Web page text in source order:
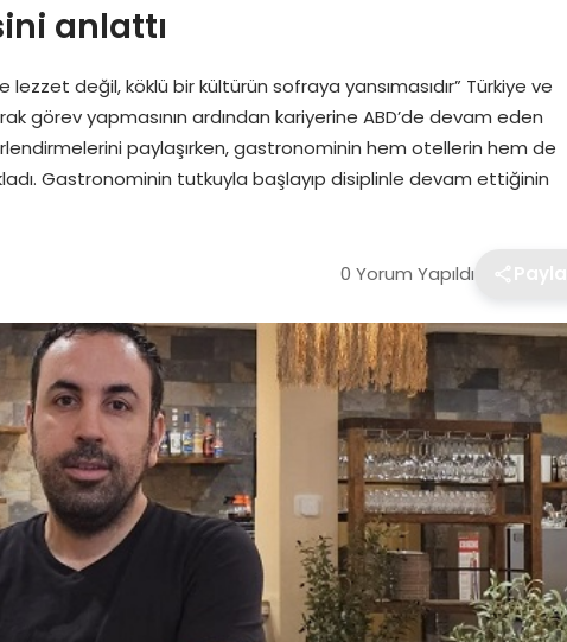
anlattı
değil, köklü bir kültürün sofraya yansımasıdır” Türkiye ve
görev yapmasının ardından kariyerine ABD’de devam eden
paylaşırken, gastronominin hem otellerin hem de
Gastronominin tutkuyla başlayıp disiplinle devam ettiğinin
0 Yorum Yapıldı